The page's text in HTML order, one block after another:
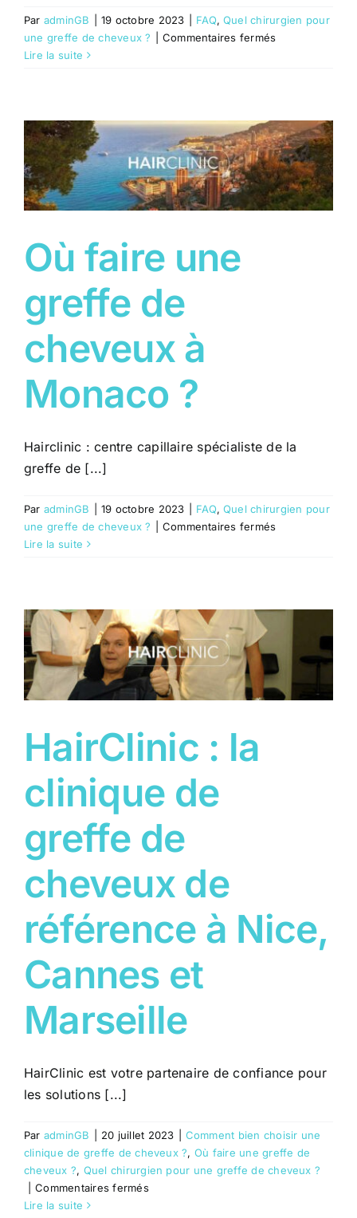
Par adminGB 19 octobre 2023 FAQ, Quel chirurgien pour
une greffe de cheveux ?
Commentaires ferméssur
sud
de
la
france
Lire la suite
Où faire une
greffe de
cheveux à
Monaco ?
Hairclinic : centre capillaire spécialiste de la
greffe de [...]
Par adminGB 19 octobre 2023 FAQ, Quel chirurgien pour
une greffe de cheveux ?
Commentaires ferméssur
de
Monaco
Lire la suite
HairClinic : la
clinique de
greffe de
cheveux de
référence à Nice,
Cannes et
Marseille
HairClinic est votre partenaire de confiance pour
les solutions [...]
Par adminGB 20 juillet 2023
Comment bien choisir une
clinique de greffe de cheveux ?, Où faire une greffe de
cheveux ?, Quel chirurgien pour une greffe de cheveux ?
Commentaires ferméssur
Lire la suite